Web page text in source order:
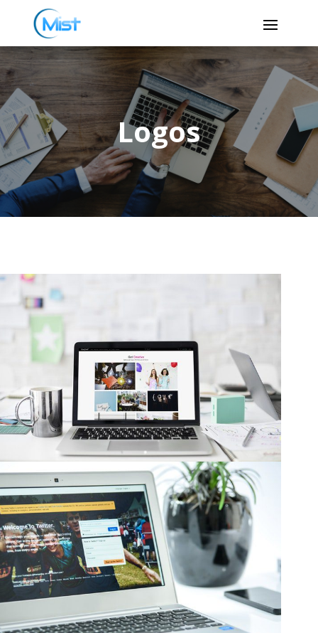
Logos
Logos
Web Makeover